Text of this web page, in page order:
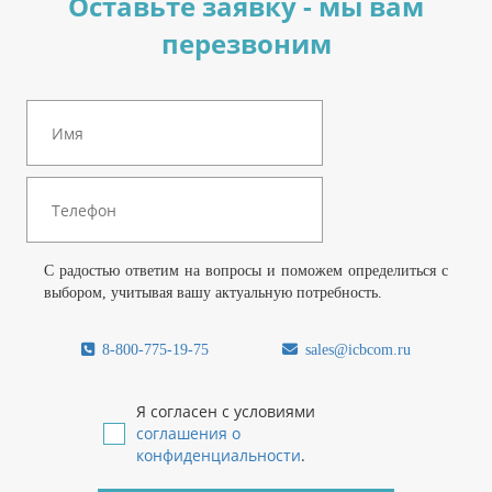
перезвоним
С радостью ответим на вопросы и поможем определиться с
выбором, учитывая вашу актуальную потребность.
8-800-775-19-75 sales@icbcom.ru
Я согласен с условиями
соглашения о
конфиденциальности.